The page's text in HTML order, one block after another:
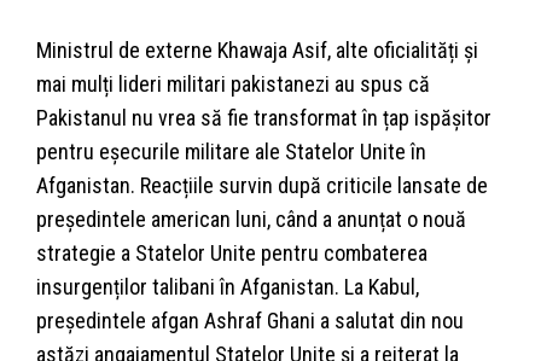
Ministrul de externe Khawaja Asif, alte oficialități și
mai mulți lideri militari pakistanezi au spus că
Pakistanul nu vrea să fie transformat în țap ispășitor
pentru eșecurile militare ale Statelor Unite în
Afganistan. Reacțiile survin după criticile lansate de
președintele american luni, când a anunțat o nouă
strategie a Statelor Unite pentru combaterea
insurgenților talibani în Afganistan. La Kabul,
președintele afgan Ashraf Ghani a salutat din nou
astăzi angajamentul Statelor Unite și a reiterat la